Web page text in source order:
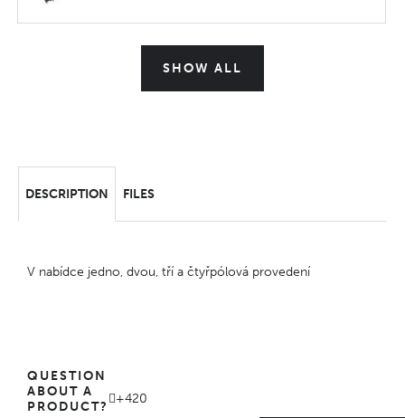
SHOW ALL
DESCRIPTION FILES
V nabídce jedno, dvou, tří a čtyřpólová provedení
QUESTION
ABOUT A
PRODUCT?
+420